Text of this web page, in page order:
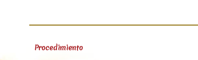
Procedimiento